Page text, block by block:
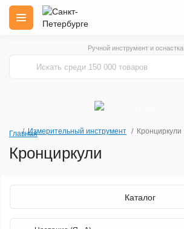
Ручной инструмент и оснастка
ГлавнаяИзмерительный инструмент Кронциркули
Кронциркули
Каталог